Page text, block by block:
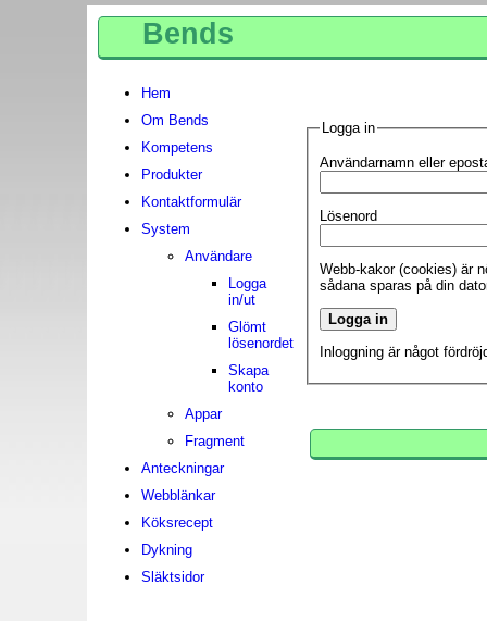
Bends
Hem
Om Bends
Kompetens
Produkter
Kontaktformulär
System
Användare
Logga
in/ut
Glömt
lösenordet
Skapa
konto
Appar
Fragment
Anteckningar
Webblänkar
Köksrecept
Dykning
Släktsidor
Logga in
Användarnamn eller
Lösenord
Webb-kakor (cookies) är
sådana sparas på din
Inloggning är något